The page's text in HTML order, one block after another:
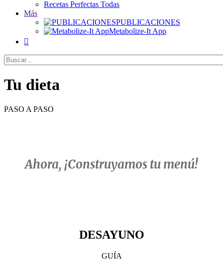
Recetas Perfectas Todas
Más
PUBLICACIONES
Metabolize-It App

Tu dieta
PASO A PASO
Ahora, ¡Construyamos tu menú!
DESAYUNO
GUÍA